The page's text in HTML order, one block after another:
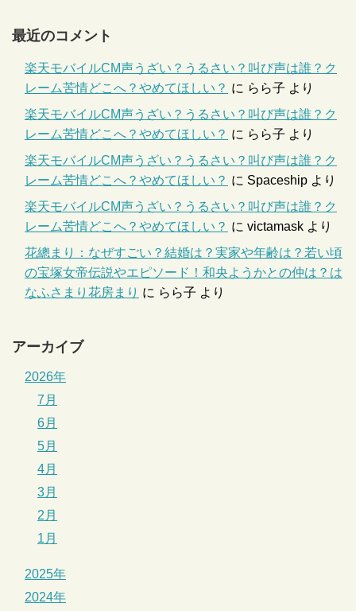
最近のコメント
楽天モバイルCM声うざい？うるさい？叫び声は誰？ク
レーム苦情どこへ？やめてほしい？ に らら子 より
楽天モバイルCM声うざい？うるさい？叫び声は誰？ク
レーム苦情どこへ？やめてほしい？ に らら子 より
楽天モバイルCM声うざい？うるさい？叫び声は誰？ク
レーム苦情どこへ？やめてほしい？ に Spaceship より
楽天モバイルCM声うざい？うるさい？叫び声は誰？ク
レーム苦情どこへ？やめてほしい？ に victamask より
花總まり：なぜすごい？結婚は？実家や年齢は？若い頃
の宝塚女帝伝説やエピソード！和央ようかとの仲は？は
なふさまり花房まり に らら子 より
アーカイブ
2026年
7月
6月
5月
4月
3月
2月
1月
2025年
2024年